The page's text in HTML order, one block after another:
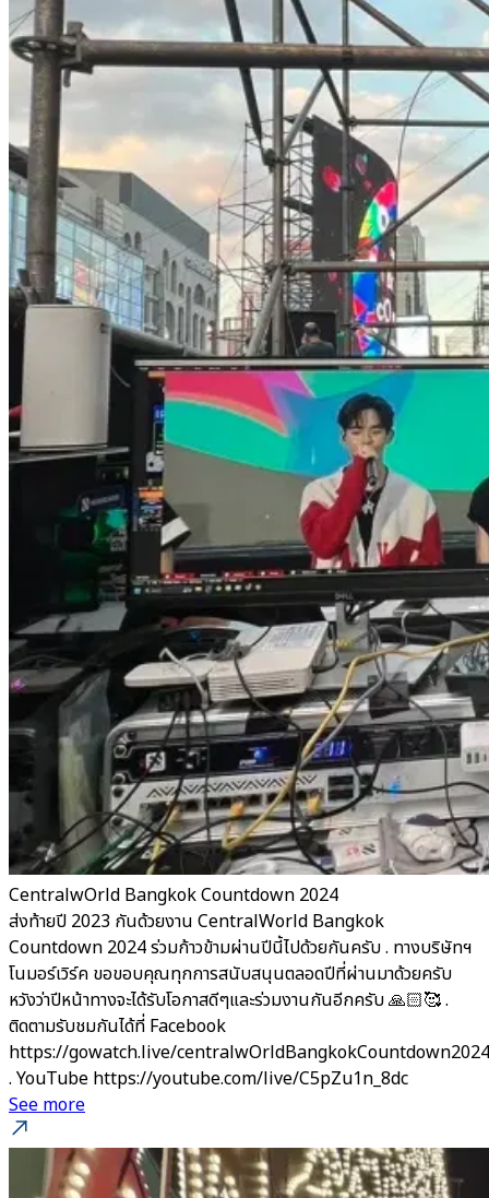
CentralwOrld Bangkok Countdown 2024
ส่งท้ายปี 2023 กันด้วยงาน CentralWorld Bangkok
Countdown 2024 ร่วมก้าวข้ามผ่านปีนี้ไปด้วยกันครับ . ทางบริษัทฯ
โนมอร์เวิร์ค ขอขอบคุณทุกการสนับสนุนตลอดปีที่ผ่านมาด้วยครับ
หวังว่าปีหน้าทางจะได้รับโอกาสดีๆและร่วมงานกันอีกครับ 🙏🏻🥰 .
ติดตามรับชมกันได้ที่ Facebook
https://gowatch.live/centralwOrldBangkokCountdown2024
. YouTube https://youtube.com/live/C5pZu1n_8dc
See more